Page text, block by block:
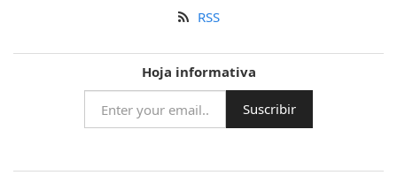
RSS
Hoja informativa